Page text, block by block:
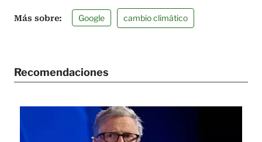
Google cambio climático
Recomendaciones